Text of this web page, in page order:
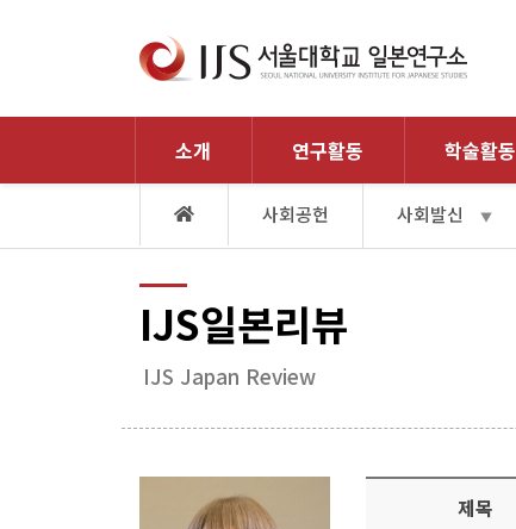
소개 연구활동 학술활동
사회공헌 사회발신 ▼
IJS일본리뷰
IJS Japan Review
제목